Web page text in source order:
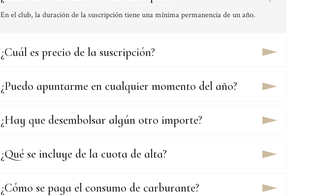
En el club, la duración de la suscripción tiene una mínima permanencia de un año.
¿Cuál es precio de la suscripción?
¿Puedo apuntarme en cualquier momento del año?
¿Hay que desembolsar algún otro importe?
¿Qué se incluye de la cuota de alta?
¿Cómo se paga el consumo de carburante?